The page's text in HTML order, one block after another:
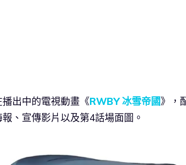
播出中的電視動畫《RWBY 冰雪帝國》，
、宣傳影片以及第4話場面圖。